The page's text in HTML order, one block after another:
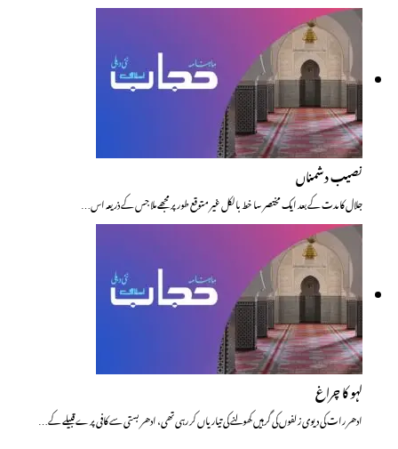
نصیب دشمناں
جلال کا مدت کے بعد ایک مختصر سا خط بالکل غیر متوقع طور پر مجھے ملا جس کے ذریعہ اس…
لہو کا چراغ
ادھر رات کی دیوی زلفوں کی گرہیں کھولنے کی تیاریاں کر رہی تھی، ادھر بستی سے کافی پرے قبیلے کے…